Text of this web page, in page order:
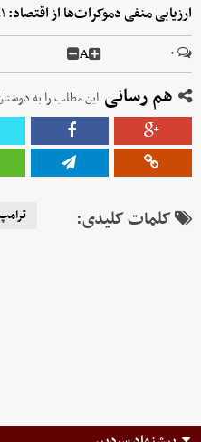
ارزیابی منفی دموکرات‌ها از اقتصاد:
۰ A
هم رسانی این مطلب را به
کلمات کلیدی: